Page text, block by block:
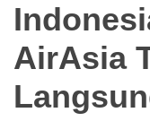
AirAsia